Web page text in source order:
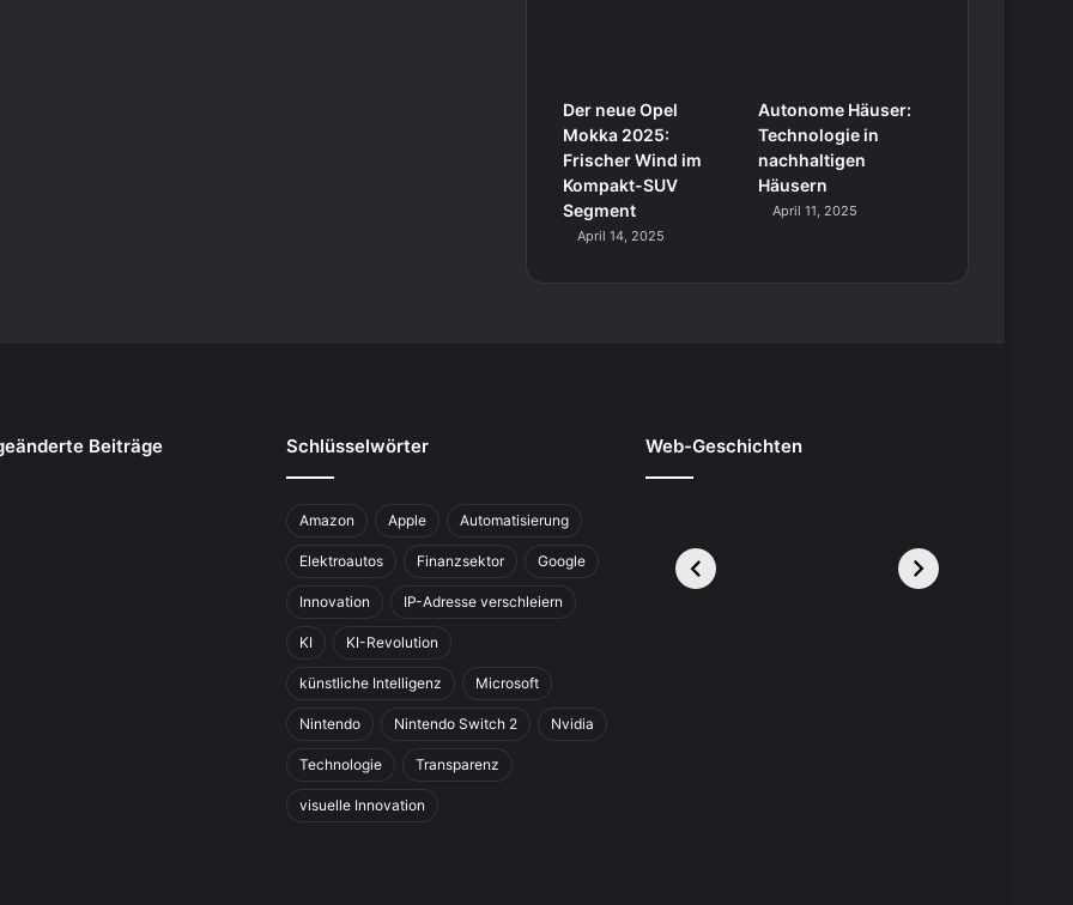
Der neue Opel
Mokka 2025:
Frischer Wind im
Kompakt-SUV
Segment
April 14, 2025
Autonome Häuser:
Technologie in
nachhaltigen
Häusern
April 11, 2025
Beiträge Schlüsselwörter
Amazon Apple Automatisierung
Elektroautos Finanzsektor Google
Innovation IP-Adresse verschleiern
KI KI-Revolution
künstliche Intelligenz Microsoft
Nintendo Nintendo Switch 2 Nvidia
Technologie Transparenz
visuelle Innovation
Web-Geschichten